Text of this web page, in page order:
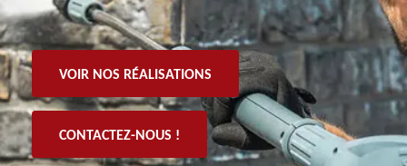
VOIR NOS RÉALISATIONS
CONTACTEZ-NOUS !